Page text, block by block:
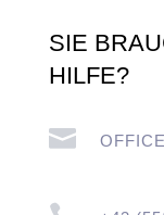
SIE
HILFE?
